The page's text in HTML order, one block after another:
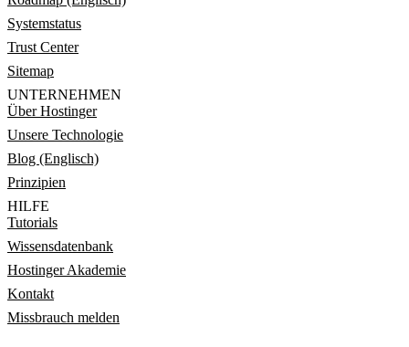
Systemstatus
Trust Center
Sitemap
UNTERNEHMEN
Über Hostinger
Unsere Technologie
Blog (Englisch)
Prinzipien
HILFE
Tutorials
Wissensdatenbank
Hostinger Akademie
Kontakt
Missbrauch melden